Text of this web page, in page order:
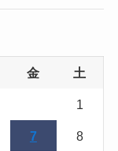
金 土
1
7 8